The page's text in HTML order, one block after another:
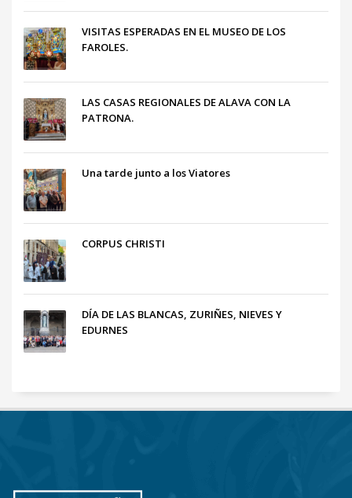
VISITAS ESPERADAS EN EL MUSEO DE LOS
FAROLES.
LAS CASAS REGIONALES DE ALAVA CON LA
PATRONA.
Una tarde junto a los Viatores
CORPUS CHRISTI
DÍA DE LAS BLANCAS, ZURIÑES, NIEVES Y
EDURNES